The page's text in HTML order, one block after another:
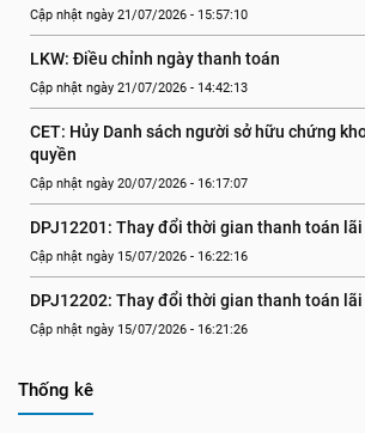
Cập nhật ngày 21/07/2026 - 15:57:10
LKW: Điều chỉnh ngày thanh toán
Cập nhật ngày 21/07/2026 - 14:42:13
CET: Hủy Danh sách người sở hữu chứng
quyền
Cập nhật ngày 20/07/2026 - 16:17:07
DPJ12201: Thay đổi thời gian thanh toán
Cập nhật ngày 15/07/2026 - 16:22:16
DPJ12202: Thay đổi thời gian thanh toán
Cập nhật ngày 15/07/2026 - 16:21:26
Thống kê